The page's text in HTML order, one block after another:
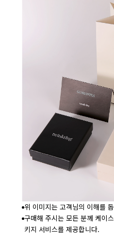
위 이미지는 고객님의 이해를
구매해 주시는 모든 분께 케이
키지 서비스를 제공합니다.